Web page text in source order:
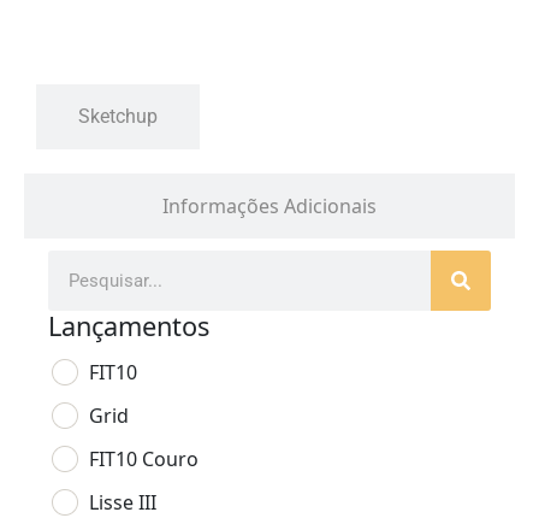
Informações Adicionais
Sketchup
Lançamentos
FIT10
Grid
FIT10 Couro
Lisse III